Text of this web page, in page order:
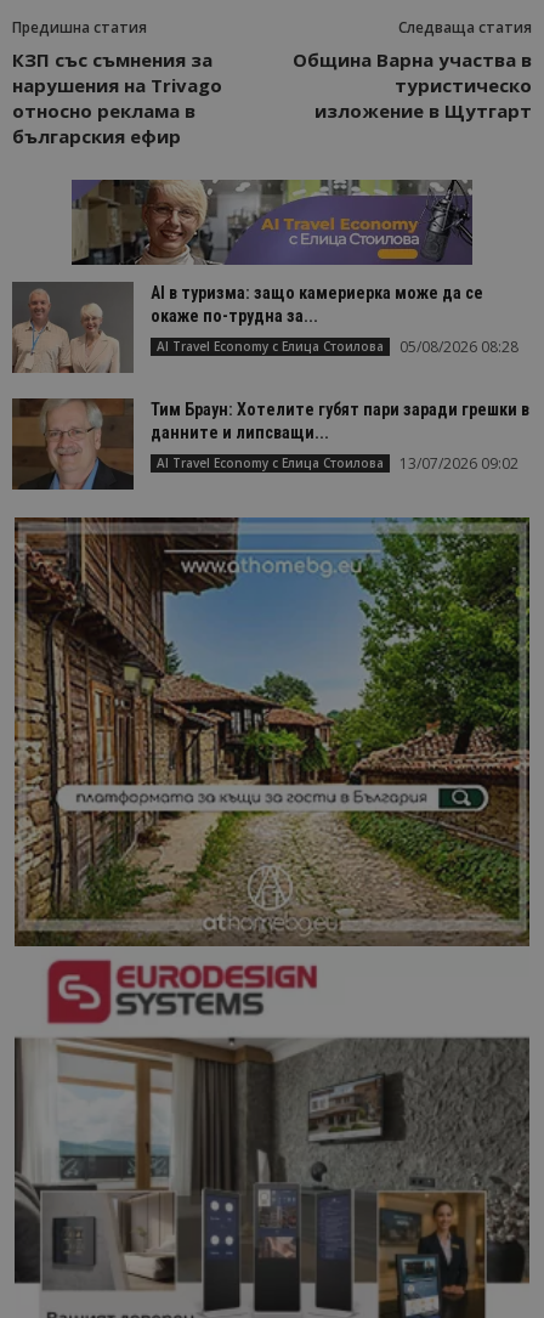
Предишна статия
КЗП със съмнения за
нарушения на Trivago
относно реклама в
българския ефир
Следваща статия
Община Варна участва в
туристическо
изложение в Щутгарт
AI в туризма: защо камериерка може да се
окаже по-трудна за...
AI Travel Economy с Елица Стоилова 05/08/2026 08:28
Тим Браун: Хотелите губят пари заради грешки в
данните и липсващи...
AI Travel Economy с Елица Стоилова 13/07/2026 09:02